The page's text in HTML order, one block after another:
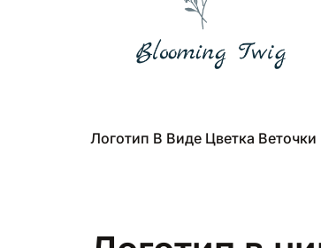
Логотип В Виде Цветка Веточки